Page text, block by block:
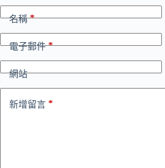
名稱*
電子郵件*
網站
新增留言 *